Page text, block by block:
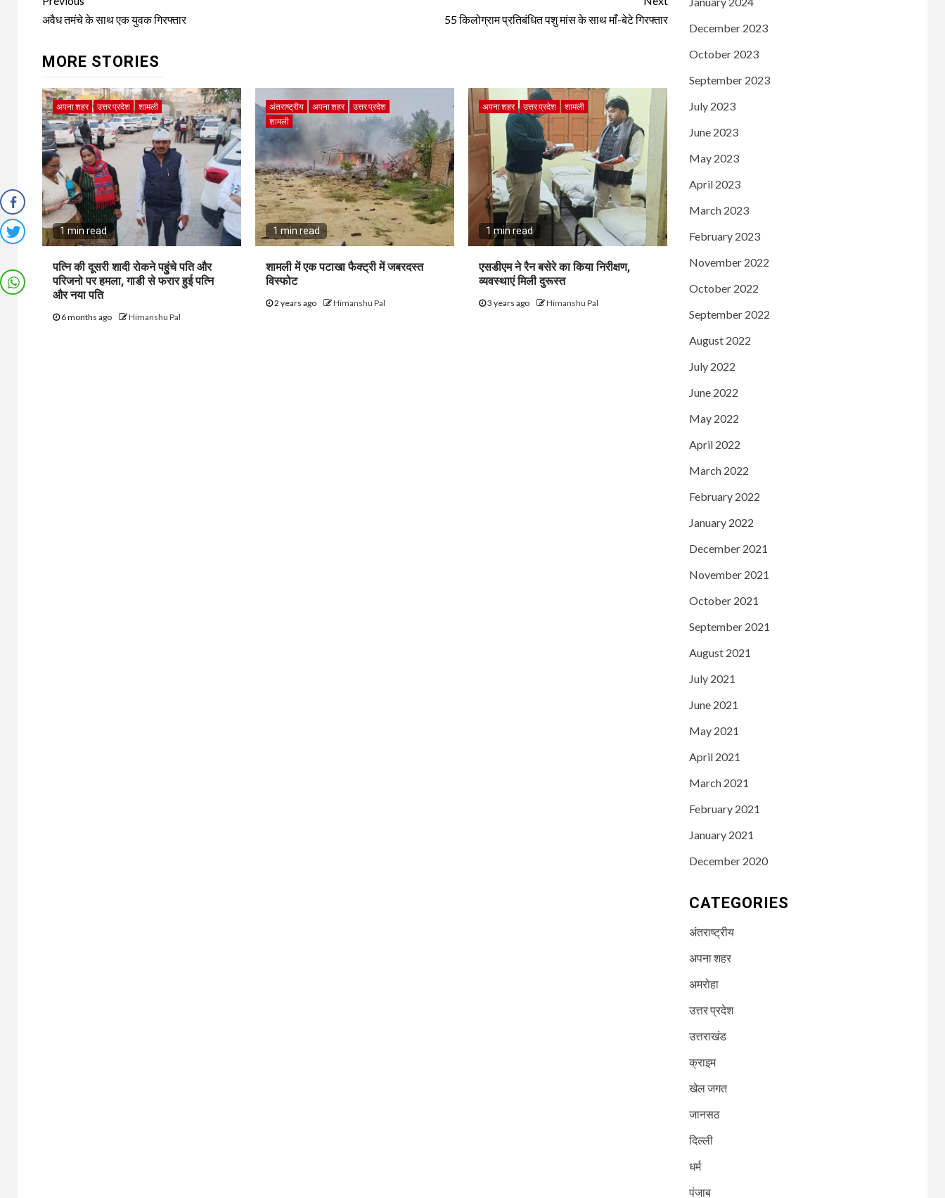
Reading
अवैध तमंचे के साथ एक युवक गिरफ्तार
55 किलोग्राम प्रतिबंधित पशु मांस के साथ माँ-बेटे गिरफ्तार
MORE STORIES
अपना शहर उत्तर प्रदेश शामली
1 min read
पत्नि की दूसरी शादी रोकने पहुुंचे पति और
परिजनो पर हमला, गाडी से फरार हुई पत्नि
और नया पति
6 months ago Himanshu Pal
अंतराष्ट्रीय अपना शहर
उत्तर प्रदेश
शामली
1 min read
शामली में एक पटाखा फैक्ट्री में जबरदस्त
विस्फोट
2 years ago Himanshu Pal
अपना शहर उत्तर प्रदेश शामली
1 min read
एसडीएम ने रैन बसेरे का किया निरीक्षण,
व्यवस्थाएं मिली दुरूस्त
3 years ago Himanshu Pal
December 2023
October 2023
September 2023
July 2023
June 2023
May 2023
April 2023
March 2023
February 2023
November 2022
October 2022
September 2022
August 2022
July 2022
June 2022
May 2022
April 2022
March 2022
February 2022
January 2022
December 2021
November 2021
October 2021
September 2021
August 2021
July 2021
June 2021
May 2021
April 2021
March 2021
February 2021
January 2021
December 2020
CATEGORIES
अंतराष्ट्रीय
अपना शहर
अमरोहा
उत्तर प्रदेश
उत्तराखंड
क्राइम
खेल जगत
जानसठ
दिल्ली
धर्म
पंजाब